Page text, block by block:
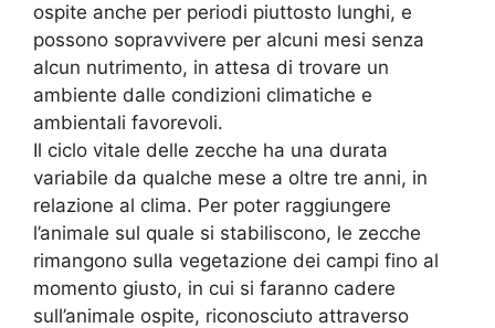
ospite anche per periodi piuttosto lunghi, e
possono sopravvivere per alcuni mesi senza
alcun nutrimento, in attesa di trovare un
ambiente dalle condizioni climatiche e
ambientali favorevoli.
Il ciclo vitale delle zecche ha una durata
variabile da qualche mese a oltre tre anni, in
relazione al clima. Per poter raggiungere
l’animale sul quale si stabiliscono, le zecche
rimangono sulla vegetazione dei campi fino al
momento giusto, in cui si faranno cadere
sull’animale ospite, riconosciuto attraverso